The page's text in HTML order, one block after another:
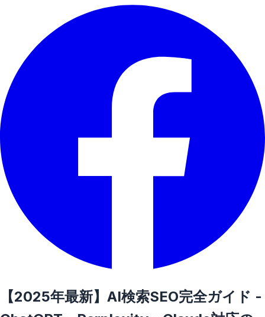
【2025年最新】AI検索SEO完全ガイド -